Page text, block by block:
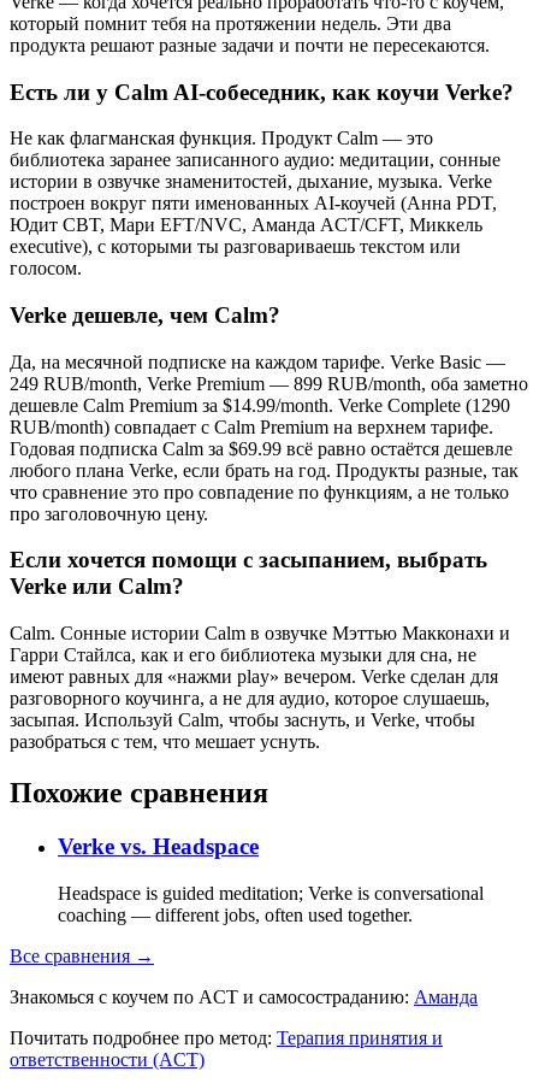
который помнит тебя на протяжении недель. Эти два
продукта решают разные задачи и почти не пересекаются.
Есть ли у Calm AI-собеседник, как коучи Verke?
Не как флагманская функция. Продукт Calm — это
библиотека заранее записанного аудио: медитации, сонные
истории в озвучке знаменитостей, дыхание, музыка. Verke
построен вокруг пяти именованных AI-коучей (Анна PDT,
Юдит CBT, Мари EFT/NVC, Аманда ACT/CFT, Миккель
executive), с которыми ты разговариваешь текстом или
голосом.
Verke дешевле, чем Calm?
Да, на месячной подписке на каждом тарифе. Verke Basic —
249 RUB/month, Verke Premium — 899 RUB/month, оба заметно
дешевле Calm Premium за $14.99/month. Verke Complete (1290
RUB/month) совпадает с Calm Premium на верхнем тарифе.
Годовая подписка Calm за $69.99 всё равно остаётся дешевле
любого плана Verke, если брать на год. Продукты разные, так
что сравнение это про совпадение по функциям, а не только
про заголовочную цену.
Если хочется помощи с засыпанием, выбрать
Verke или Calm?
Calm. Сонные истории Calm в озвучке Мэттью Макконахи и
Гарри Стайлса, как и его библиотека музыки для сна, не
имеют равных для «нажми play» вечером. Verke сделан для
разговорного коучинга, а не для аудио, которое слушаешь,
засыпая. Используй Calm, чтобы заснуть, и Verke, чтобы
разобраться с тем, что мешает уснуть.
Похожие сравнения
Verke vs. Headspace
Headspace is guided meditation; Verke is conversational
coaching — different jobs, often used together.
Все сравнения →
Знакомься с коучем по ACT и самосостраданию: Аманда
Почитать подробнее про метод: Терапия принятия и
ответственности (ACT)